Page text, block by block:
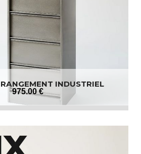
INDUSTRIEL
975.00 €